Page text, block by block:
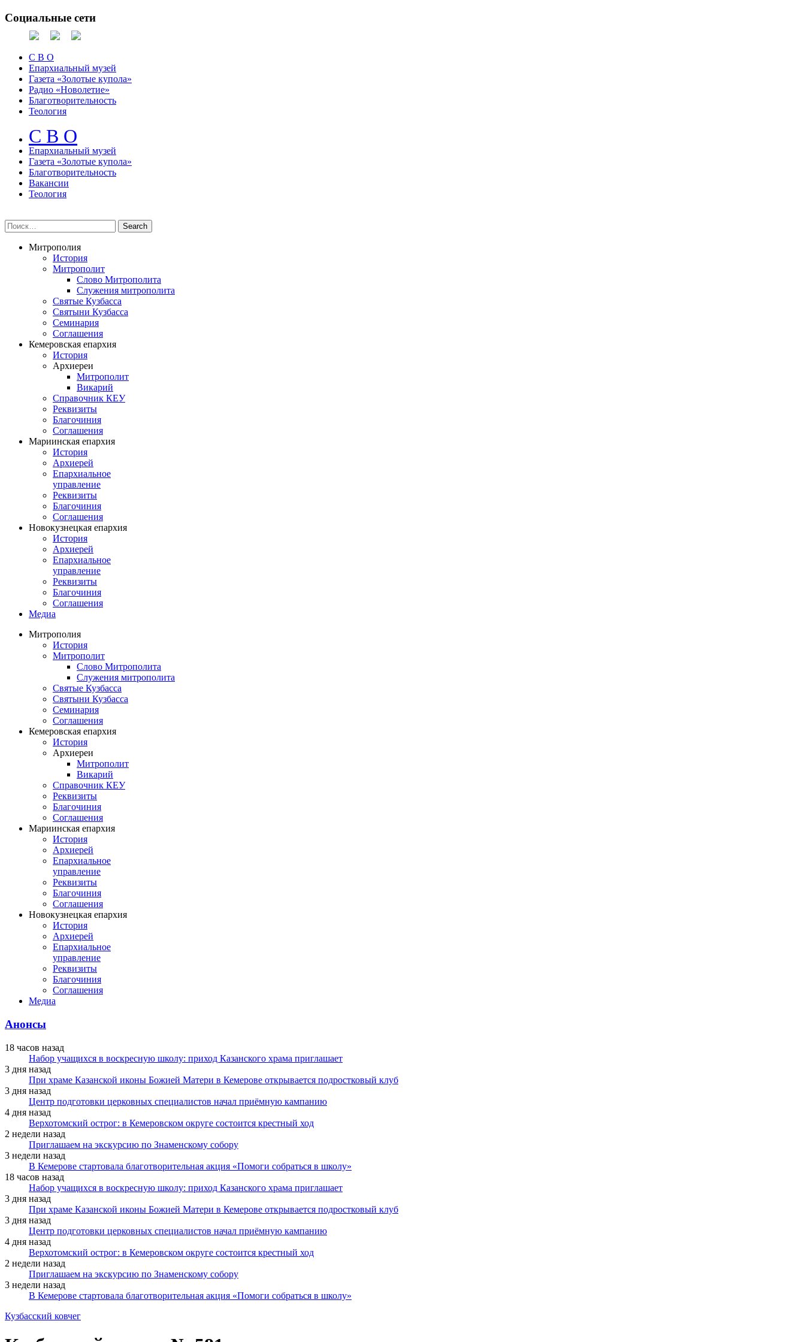
Социальные сети
С В О
Епархиальный музей
Газета «Золотые купола»
Радио «Новолетие»
Благотворительность
Теология
С В О
Епархиальный музeй
Газета «Золотые купола»
Благотворительность
Вакансии
Теология
Митрополия
История
Митрополит
Слово Митрополита
Служения митрополита
Святые Кузбасса
Святыни Кузбасса
Семинария
Соглашения
Кемеровская епархия
История
Архиереи
Митрополит
Викарий
Справочник КЕУ
Реквизиты
Благочиния
Соглашения
Мариинская епархия
История
Архиерей
Епархиальное
управление
Реквизиты
Благочиния
Соглашения
Новокузнецкая епархия
История
Архиерей
Епархиальное
управление
Реквизиты
Благочиния
Соглашения
Медиа
Митрополия
История
Митрополит
Слово Митрополита
Служения митрополита
Святые Кузбасса
Святыни Кузбасса
Семинария
Соглашения
Кемеровская епархия
История
Архиереи
Митрополит
Викарий
Справочник КЕУ
Реквизиты
Благочиния
Соглашения
Мариинская епархия
История
Архиерей
Епархиальное
управление
Реквизиты
Благочиния
Соглашения
Новокузнецкая епархия
История
Архиерей
Епархиальное
управление
Реквизиты
Благочиния
Соглашения
Медиа
Анонсы
18 часов назад
Набор учащихся в воскресную школу: приход Казанского храма приглашает
3 дня назад
При храме Казанской иконы Божией Матери в Кемерове открывается подростковый клуб
3 дня назад
Центр подготовки церковных специалистов начал приёмную кампанию
4 дня назад
Верхотомский острог: в Кемеровском округе состоится крестный ход
2 недели назад
Приглашаем на экскурсию по Знаменскому собору
3 недели назад
В Кемерове стартовала благотворительная акция «Помоги собраться в школу»
18 часов назад
Набор учащихся в воскресную школу: приход Казанского храма приглашает
3 дня назад
При храме Казанской иконы Божией Матери в Кемерове открывается подростковый клуб
3 дня назад
Центр подготовки церковных специалистов начал приёмную кампанию
4 дня назад
Верхотомский острог: в Кемеровском округе состоится крестный ход
2 недели назад
Приглашаем на экскурсию по Знаменскому собору
3 недели назад
В Кемерове стартовала благотворительная акция «Помоги собраться в школу»
Кузбасский ковчег